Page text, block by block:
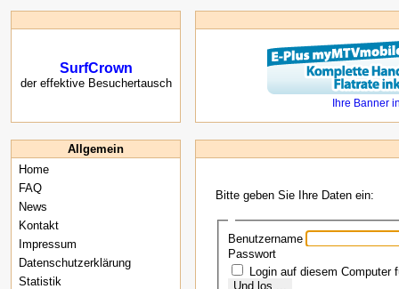
SurfCrown
der effektive Besuchertausch
Allgemein
Home
FAQ
News
Kontakt
Impressum
Datenschutzerklärung
Statistik
Bitte geben Sie Ihre Daten ein:
Benutzername
Passwort
Login auf diesem Computer